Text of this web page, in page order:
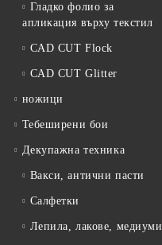
Гладко фолио за
апликация върху текстил
CAD CUT Flock
CAD CUT Glitter
ножици
Тебеширени бои
Декупажна техника
Вакси, антични пасти
Салфетки
Лепила, лакове, медиуми